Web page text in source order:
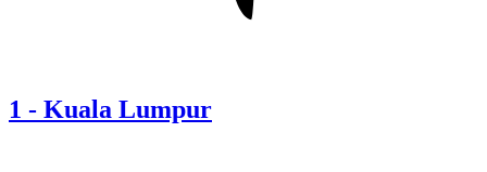
1 - Kuala Lumpur